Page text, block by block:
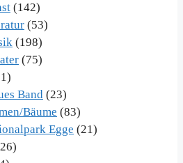
(142)
(53)
(198)
(75)
Band (23)
Bäume (83)
Egge (21)